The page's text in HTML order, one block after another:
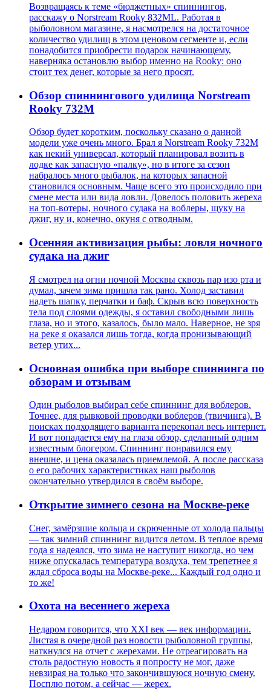
Возвращаясь к теме «бюджетных» спиннингов,
расскажу о Norstream Rooky 832ML. Работая в
рыболовном магазине, я насмотрелся на достаточное
количество удилищ в этом ценовом сегменте и, если
понадобится приобрести подарок начинающему,
наверняка остановлю выбор именно на Rooky: оно
стоит тех денег, которые за него просят.
Обзор спиннингового удилища Norstream
Rooky 732M
Обзор будет коротким, поскольку сказано о данной
модели уже очень много. Брал я Norstream Rooky 732M
как некий универсал, который планировал возить в
лодке как запасную «палку», но в итоге за сезон
набралось много рыбалок, на которых запасной
становился основным. Чаще всего это происходило при
смене места или вида ловли. Довелось половить жереха
на топ-вотеры, ночного судака на воблеры, щуку на
джиг, ну и, конечно, окуня с отводным.
Осенняя активизация рыбы: ловля ночного
судака на джиг
Я смотрел на огни ночной Москвы сквозь пар изо рта и
думал, зачем зима пришла так рано. Холод заставил
надеть шапку, перчатки и баф. Скрыв всю поверхность
тела под слоями одежды, я оставил свободными лишь
глаза, но и этого, казалось, было мало. Наверное, не зря
на реке я оказался лишь тогда, когда пронизывающий
ветер утих...
Основная ошибка при выборе спиннинга по
обзорам и отзывам
Один рыболов выбирал себе спиннинг для воблеров.
Точнее, для рывковой проводки воблеров (твичинга). В
поисках подходящего варианта перекопал весь интернет.
И вот попадается ему на глаза обзор, сделанный одним
известным блогером. Спиннинг понравился ему
внешне, и цена оказалась приемлемой. А после рассказа
о его рабочих характеристиках наш рыболов
окончательно утвердился в своём выборе.
Открытие зимнего сезона на Москве-реке
Снег, замёрзшие кольца и скрюченные от холода пальцы
— так зимний спиннинг видится летом. В теплое время
года я надеялся, что зима не наступит никогда, но чем
ниже опускалась температура воздуха, тем трепетнее я
ждал сброса воды на Москве-реке... Каждый год одно и
то же!
Охота на весеннего жереха
Недаром говорится, что XXI век — век информации.
Листая в очередной раз новости рыболовной группы,
наткнулся на отчет с жерехами. Не отреагировать на
столь радостную новость я попросту не мог, даже
невзирая на только что закончившуюся ночную смену.
Посплю потом, а сейчас — жерех.